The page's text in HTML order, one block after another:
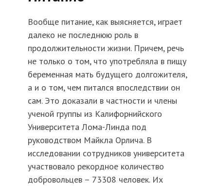
Вообще питание, как выясняется, играет
далеко не последнюю роль в
продолжительности жизни. Причем, речь
не только о том, что употребляла в пищу
беременная мать будущего долгожителя,
а и о том, чем питался впоследствии он
сам. Это доказали в частности и члены
ученой группы из Калифорнийского
Университета Лома-Линда под
руководством Майкла Орлича. В
исследовании сотрудников университета
участвовало рекордное количество
добровольцев – 73308 человек. Их